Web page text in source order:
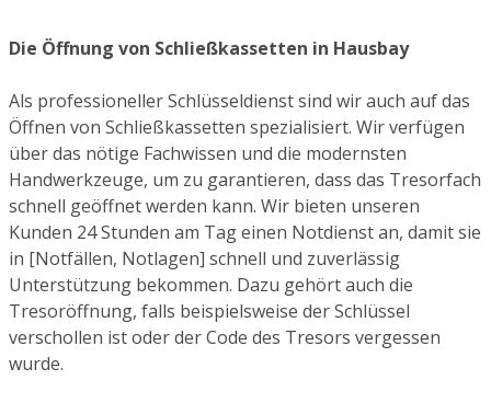
Die Öffnung von Schließkassetten in Hausbay
Als professioneller Schlüsseldienst sind wir auch auf das
Öffnen von Schließkassetten spezialisiert. Wir verfügen
über das nötige Fachwissen und die modernsten
Handwerkzeuge, um zu garantieren, dass das Tresorfach
schnell geöffnet werden kann. Wir bieten unseren
Kunden 24 Stunden am Tag einen Notdienst an, damit sie
in [Notfällen, Notlagen] schnell und zuverlässig
Unterstützung bekommen. Dazu gehört auch die
Tresoröffnung, falls beispielsweise der Schlüssel
verschollen ist oder der Code des Tresors vergessen
wurde.